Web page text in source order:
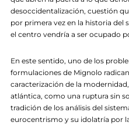
desoccidentalización, cuestión
por primera vez en la historia
el centro vendría a ser ocupado
En este sentido, uno de los
formulaciones de Mignolo
caracterización de la
atlántica, como una ruptura sin
tradición de los análisis del
eurocentrismo y su idolatría por